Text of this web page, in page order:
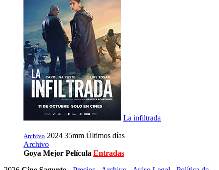
La infiltrada
Archivo 2024 35mm Últimos días
Archivo
Goya Mejor Película Entradas